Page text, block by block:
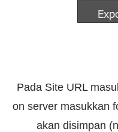
Pada Site URL
on server masukkan
akan disimpan